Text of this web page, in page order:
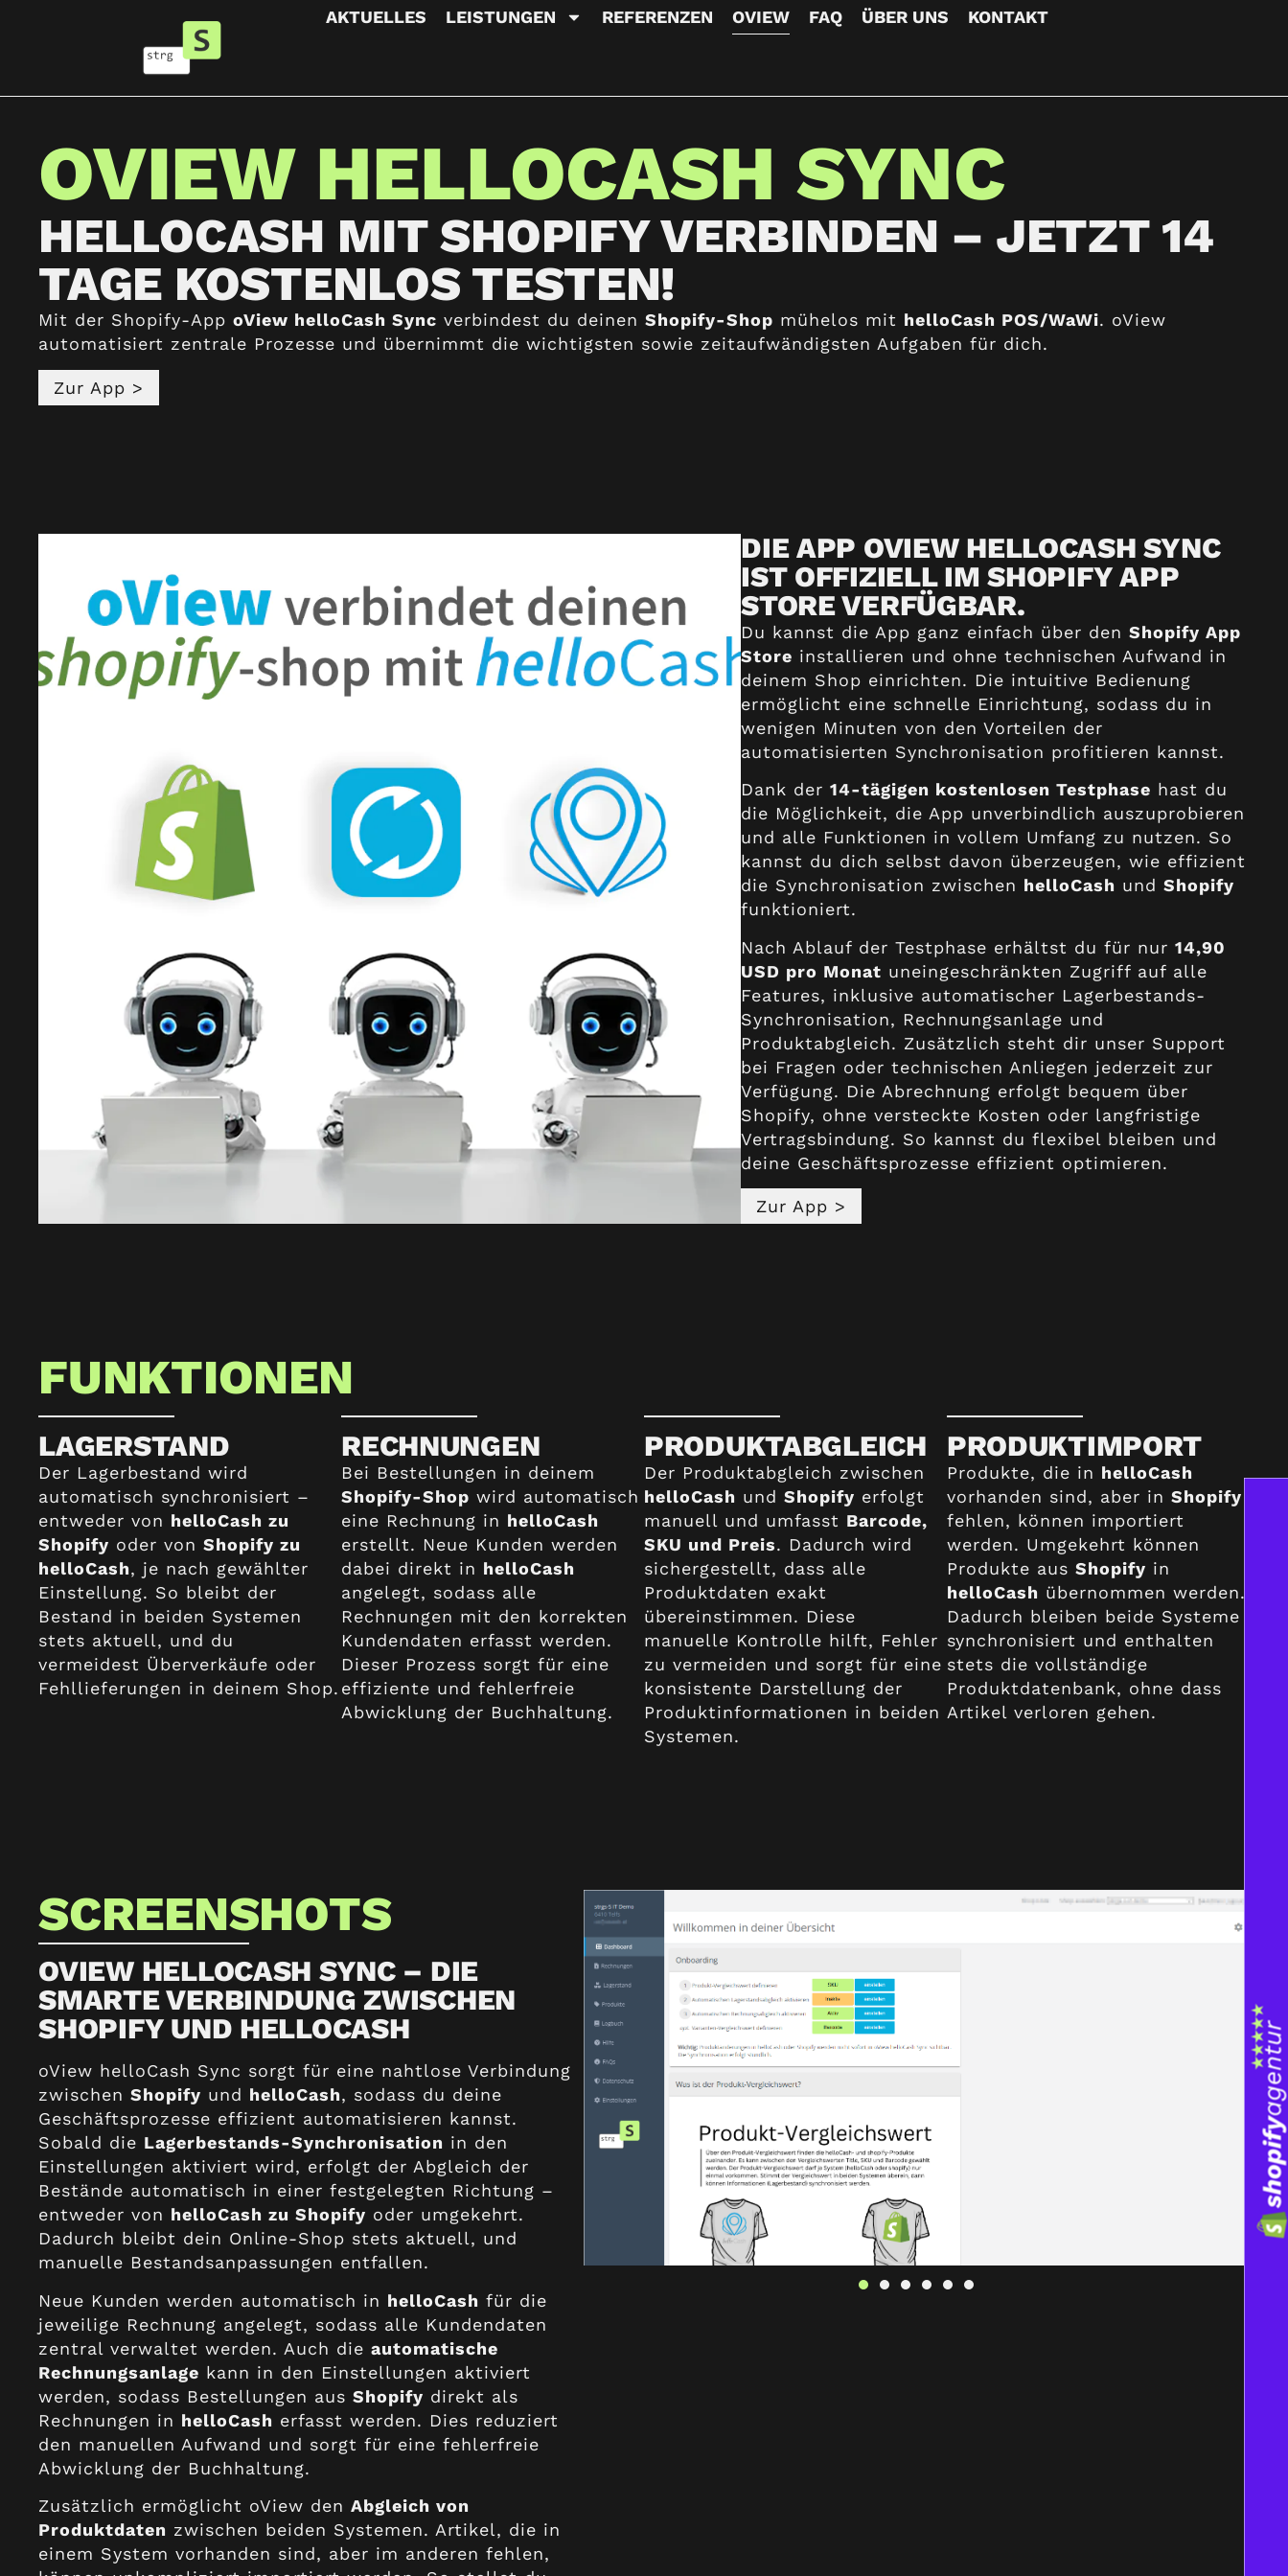
AKTUELLES LEISTUNGEN REFERENZEN OVIEW FAQ ÜBER UNS KONTAKT
OVIEW HELLOCASH SYNC
HELLOCASH MIT SHOPIFY VERBINDEN – JETZT 14
TAGE KOSTENLOS TESTEN!
Mit der Shopify-AppoView helloCash Sync verbindest du deinenShopify-Shop mühelos mit helloCash POS/WaWi. oView
automatisiert zentrale Prozesse und übernimmt die wichtigsten sowie zeitaufwändigsten Aufgaben für dich.
Zur App >
DIE APP OVIEW HELLOCASH SYNC
IST OFFIZIELL IM SHOPIFY APP
STORE VERFÜGBAR.
Du kannst die App ganz einfach über denShopify App
Store installieren und ohne technischen Aufwand in
deinem Shop einrichten. Die intuitive Bedienung
ermöglicht eine schnelle Einrichtung, sodass du in
wenigen Minuten von den Vorteilen der
automatisierten Synchronisation profitieren kannst.
Dank der14-tägigen kostenlosen Testphase hast du
die Möglichkeit, die App unverbindlich auszuprobieren
und alle Funktionen in vollem Umfang zu nutzen. So
kannst du dich selbst davon überzeugen, wie effizient
die Synchronisation zwischen helloCash undShopify
funktioniert.
Nach Ablauf der Testphase erhältst du für nur14,90
USD pro Monat uneingeschränkten Zugriff auf alle
Features, inklusive automatischer Lagerbestands-
Synchronisation, Rechnungsanlage und
Produktabgleich. Zusätzlich steht dir unser Support
bei Fragen oder technischen Anliegen jederzeit zur
Verfügung. Die Abrechnung erfolgt bequem über
Shopify, ohne versteckte Kosten oder langfristige
Vertragsbindung. So kannst du flexibel bleiben und
deine Geschäftsprozesse effizient optimieren.
Zur App >
FUNKTIONEN
LAGERSTAND
Der Lagerbestand wird
automatisch synchronisiert –
entweder von helloCash zu
Shopify oder vonShopify zu
helloCash, je nach gewählter
Einstellung. So bleibt der
Bestand in beiden Systemen
stets aktuell, und du
vermeidest Überverkäufe oder
Fehllieferungen in deinem Shop.
RECHNUNGEN
Bei Bestellungen in deinem
Shopify-Shop wird automatisch
eine Rechnung in helloCash
erstellt. Neue Kunden werden
dabei direkt in helloCash
angelegt, sodass alle
Rechnungen mit den korrekten
Kundendaten erfasst werden.
Dieser Prozess sorgt für eine
effiziente und fehlerfreie
Abwicklung der Buchhaltung.
PRODUKTABGLEICH
Der Produktabgleich zwischen
helloCash und Shopify erfolgt
manuell und umfasst Barcode,
SKU und Preis. Dadurch wird
sichergestellt, dass alle
Produktdaten exakt
übereinstimmen. Diese
manuelle Kontrolle hilft, Fehler
zu vermeiden und sorgt für eine
konsistente Darstellung der
Produktinformationen in beiden
Systemen.
PRODUKTIMPORT
Produkte, die in helloCash
vorhanden sind, aber in Shopify
fehlen, können importiert
werden. Umgekehrt können
Produkte aus Shopify in
helloCash übernommen werden.
Dadurch bleiben beide Systeme
synchronisiert und enthalten
stets die vollständige
Produktdatenbank, ohne dass
Artikel verloren gehen.
SCREENSHOTS
OVIEW HELLOCASH SYNC – DIE
SMARTE VERBINDUNG ZWISCHEN
SHOPIFY UND HELLOCASH
oView helloCash Sync sorgt für eine nahtlose Verbindung
zwischenShopify und helloCash, sodass du deine
Geschäftsprozesse effizient automatisieren kannst.
Sobald die Lagerbestands-Synchronisation in den
Einstellungen aktiviert wird, erfolgt der Abgleich der
Bestände automatisch in einer festgelegten Richtung –
entweder von helloCash zu Shopify oder umgekehrt.
Dadurch bleibt dein Online-Shop stets aktuell, und
manuelle Bestandsanpassungen entfallen.
Neue Kunden werden automatisch in helloCash für die
jeweilige Rechnung angelegt, sodass alle Kundendaten
zentral verwaltet werden. Auch dieautomatische
Rechnungsanlage kann in den Einstellungen aktiviert
werden, sodass Bestellungen ausShopify direkt als
Rechnungen in helloCash erfasst werden. Dies reduziert
den manuellen Aufwand und sorgt für eine fehlerfreie
Abwicklung der Buchhaltung.
Zusätzlich ermöglicht oView denAbgleich von
Produktdaten zwischen beiden Systemen. Artikel, die in
einem System vorhanden sind, aber im anderen fehlen,